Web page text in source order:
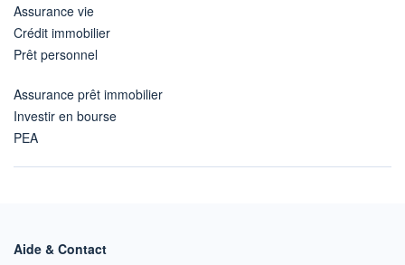
Assurance vie
Crédit immobilier
Prêt personnel
Assurance prêt immobilier
Investir en bourse
PEA
Aide & Contact